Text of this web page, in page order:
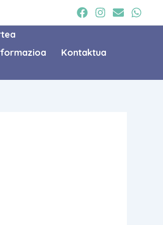
Kontaktua